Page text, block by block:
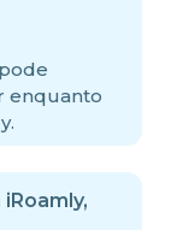
enquanto